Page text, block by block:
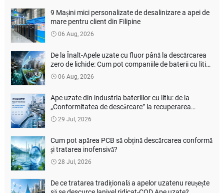
9 Mașini mici personalizate de desalinizare a apei de
mare pentru client din Filipine
06 Aug, 2026
De la Înalt-Apele uzate cu fluor până la descărcarea
zero de lichide: Cum pot companiile de baterii cu litiu
să reducă costurile de tratare a mediului?
06 Aug, 2026
Ape uzate din industria bateriilor cu litiu: de la
„Conformitatea de descărcare” la recuperarea
resurselor
29 Jul, 2026
Cum pot apărea PCB să obțină descărcarea conformă
și tratarea inofensivă?
28 Jul, 2026
De ce tratarea tradițională a apelor uzatenu reușește